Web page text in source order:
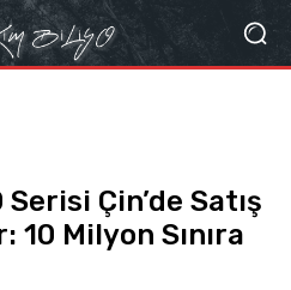
Çin’de Satış
10 Milyon Sınıra